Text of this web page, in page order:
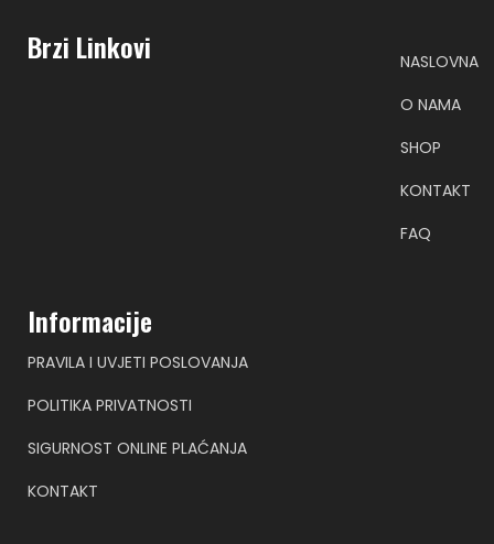
Brzi Linkovi
NASLOVNA
O NAMA
SHOP
KONTAKT
FAQ
Informacije
PRAVILA I UVJETI POSLOVANJA
POLITIKA PRIVATNOSTI
SIGURNOST ONLINE PLAĆANJA
KONTAKT